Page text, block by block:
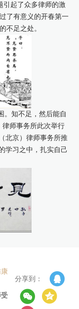
引起了众多律师的激
了有意义的开春第一
不足之处。
知不足，然后能自
律师事务所此次举行
北京）律师事务所推
学习之中，扎实自己
分享到：